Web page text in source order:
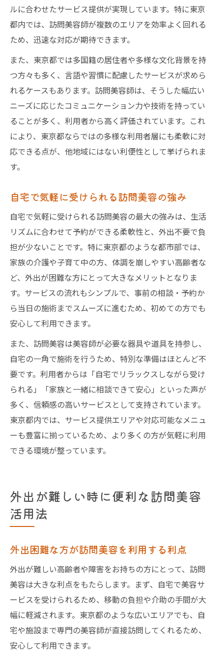
ルに合わせたサービス提供が実現しています。特に東京
都内では、訪問美容師が複数のエリアを効率よく回れる
ため、迅速な対応が期待できます。
また、東京都では多国籍の居住者や多様な文化背景を持
つ方々も多く、言語や習慣に配慮したサービスが求めら
れるケースもあります。訪問美容師は、そうした幅広い
ニーズに応じたコミュニケーション力や技術を持ってい
ることが多く、利用者から高く評価されています。これ
により、東京都ならではの多様な利用者層にも柔軟に対
応できる点が、他地域にはない利便性として挙げられま
す。
自宅で気軽に受けられる訪問美容の強み
自宅で気軽に受けられる訪問美容の最大の強みは、生活
リズムに合わせて予約ができる柔軟性と、外出不要で負
担が少ないことです。特に東京都のような都市部では、
家族の介護や子育て中の方、体調を崩しやすい高齢者な
ど、外出が困難な方にとって大きなメリットとなりま
す。サービスの流れもシンプルで、事前の相談・予約か
ら当日の施術までスムーズに進むため、初めての方でも
安心して利用できます。
また、訪問美容は美容師が必要な器具や道具を持参し、
自宅の一角で施術を行うため、特別な準備はほとんど不
要です。利用者からは「自宅でリラックスしながら受け
られる」「家族と一緒に相談できて安心」といった声が
多く、信頼感の高いサービスとして支持されています。
東京都内では、サービス提供エリアや対応可能なメニュ
ーも豊富に揃っているため、より多くの方が気軽に利用
できる環境が整っています。
外出が難しい時に便利な訪問美容
活用法
外出困難な方が訪問美容を利用する利点
外出が難しい高齢者や障害をお持ちの方にとって、訪問
美容は大きな利点をもたらします。まず、自宅で美容サ
ービスを受けられるため、移動の負担や介助の手間が大
幅に軽減されます。東京都のような広いエリアでも、自
宅や施設まで専門の美容師が直接訪問してくれるため、
安心して利用できます。